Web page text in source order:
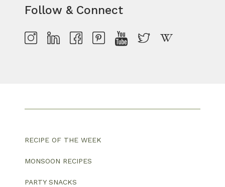
Follow & Connect
RECIPE OF THE WEEK
MONSOON RECIPES
PARTY SNACKS